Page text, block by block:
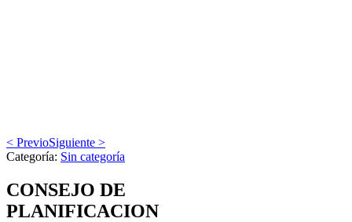
< PrevioSiguiente >
Categoría: Sin categoría
CONSEJO DE
PLANIFICACION